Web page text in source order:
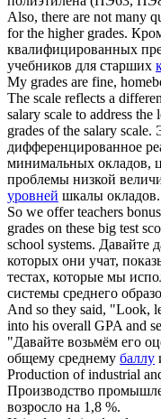
Also, there are not many
for the higher grades.
квалифицированных
учебников для старших
My grades are fine,
The scale reflects a
salary scale to address
grades of the salary scale.
дифференцированное
минимальных окладов,
проблемы низкой
уровней шкалы окладов.
So we offer teachers
grades on these big test
school systems. Давайте
которых они учат,
тестах, которые мы
системы среднего
And so they said, "Look,
into his overall GPA and
"Давайте возьмём его
общему среднему баллу
Production of industrial
Производство
возросло на 1,8 %.